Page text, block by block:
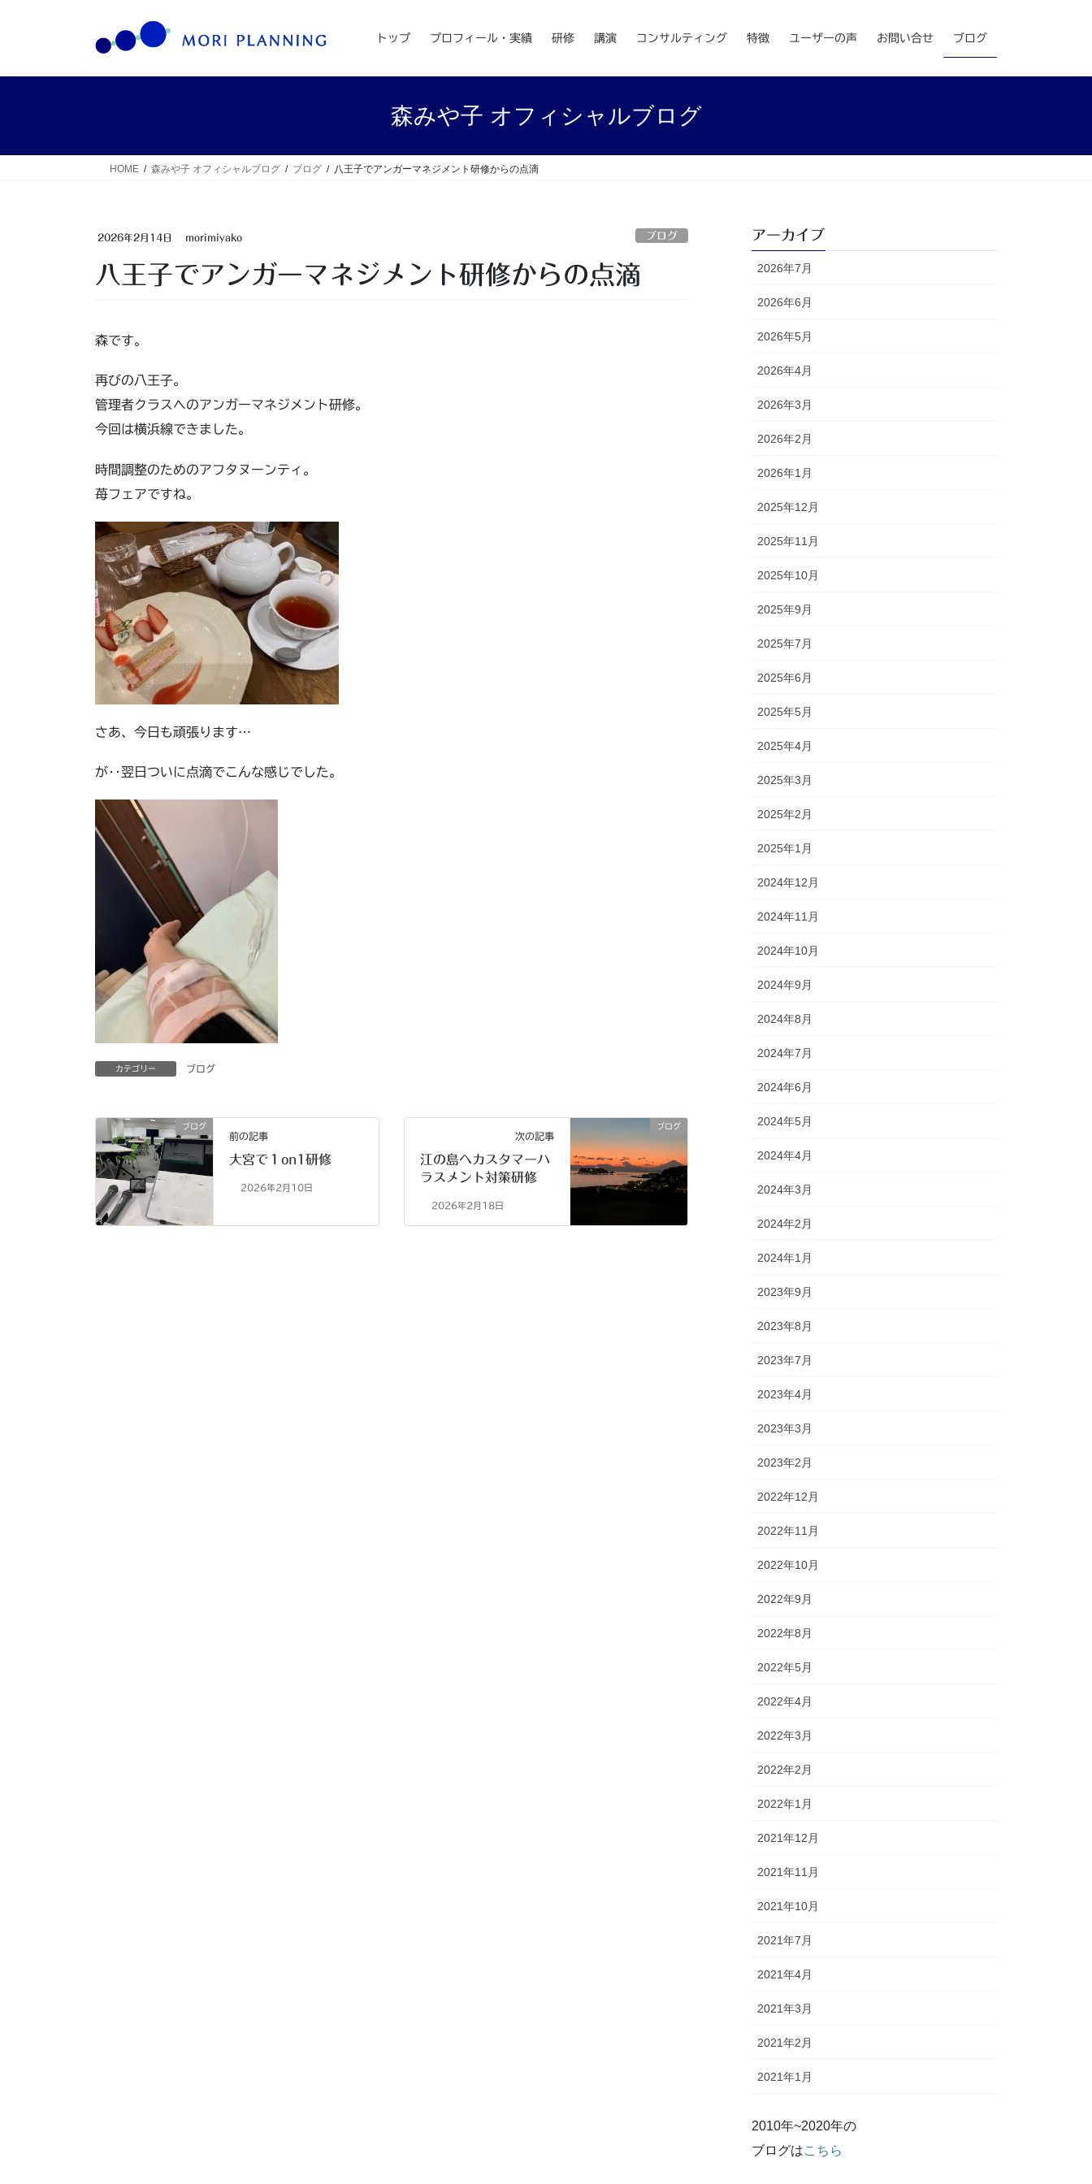
トップ プロフィール・実績 研修 講演 コンサルティング 特徴 ユーザーの声 お問い合せ ブログ
森みや子 オフィシャルブログ
HOME 森みや子 オフィシャルブログ ブログ 八王子でアンガーマネジメント研修からの点滴
2026年2月14日 morimiyako ブログ
八王子でアンガーマネジメント研修からの点滴
森です。
再びの八王子。
管理者クラスへのアンガーマネジメント研修。
今回は横浜線できました。
時間調整のためのアフタヌーンティ。
苺フェアですね。
さあ、今日も頑張ります…
が‥翌日ついに点滴でこんな感じでした。
カテゴリー ブログ
ブログ
前の記事
大宮で１on1研修
2026年2月10日
ブログ
次の記事
江の島へカスタマーハ
ラスメント対策研修
2026年2月18日
アーカイブ
2026年7月
2026年6月
2026年5月
2026年4月
2026年3月
2026年2月
2026年1月
2025年12月
2025年11月
2025年10月
2025年9月
2025年7月
2025年6月
2025年5月
2025年4月
2025年3月
2025年2月
2025年1月
2024年12月
2024年11月
2024年10月
2024年9月
2024年8月
2024年7月
2024年6月
2024年5月
2024年4月
2024年3月
2024年2月
2024年1月
2023年9月
2023年8月
2023年7月
2023年4月
2023年3月
2023年2月
2022年12月
2022年11月
2022年10月
2022年9月
2022年8月
2022年5月
2022年4月
2022年3月
2022年2月
2022年1月
2021年12月
2021年11月
2021年10月
2021年7月
2021年4月
2021年3月
2021年2月
2021年1月
2010年~2020年の
ブログはこちら